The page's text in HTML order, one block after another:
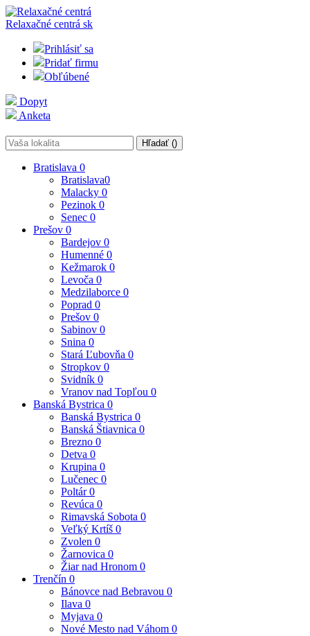
Relaxačné centrá sk
Prihlásiť sa
Pridať firmu
Obľúbené
Dopyt
Anketa
Hľadať ()
Bratislava 0
Bratislava0
Malacky 0
Pezinok 0
Senec 0
Prešov 0
Bardejov 0
Humenné 0
Kežmarok 0
Levoča 0
Medzilaborce 0
Poprad 0
Prešov 0
Sabinov 0
Snina 0
Stará Ľubovňa 0
Stropkov 0
Svidník 0
Vranov nad Topľou 0
Banská Bystrica 0
Banská Bystrica 0
Banská Štiavnica 0
Brezno 0
Detva 0
Krupina 0
Lučenec 0
Poltár0
Revúca 0
Rimavská Sobota 0
Veľký Krtíš 0
Zvolen 0
Žarnovica 0
Žiar nad Hronom 0
Trenčín 0
Bánovce nad Bebravou 0
Ilava 0
Myjava 0
Nové Mesto nad Váhom 0